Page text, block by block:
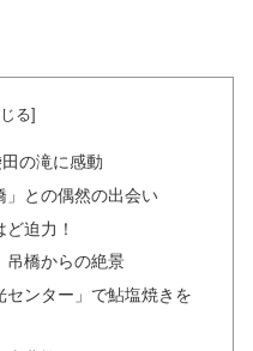
の滝に感動
」との偶然の出会い
迫力！
吊橋からの絶景
ンター」で鮎塩焼きを